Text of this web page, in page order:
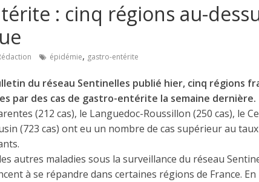
: cinq régions au-
épidémie, gastro-entérite
du réseau Sentinelles publié hier, cinq régions
par des cas de gastro-entérite la semaine dernière.
(212 cas), le Languedoc-Roussillon (250 cas), le
(723 cas) ont eu un nombre de cas supérieur au
autres maladies sous la surveillance du réseau
à se répandre dans certaines régions de France.